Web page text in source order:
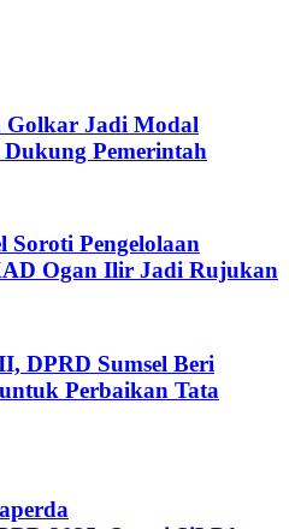
Golkar Jadi Modal
Pemerintah
Soroti Pengelolaan
Ogan Ilir Jadi Rujukan
DPRD Sumsel Beri
Perbaikan Tata